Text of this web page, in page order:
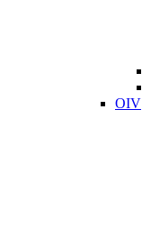
OIV